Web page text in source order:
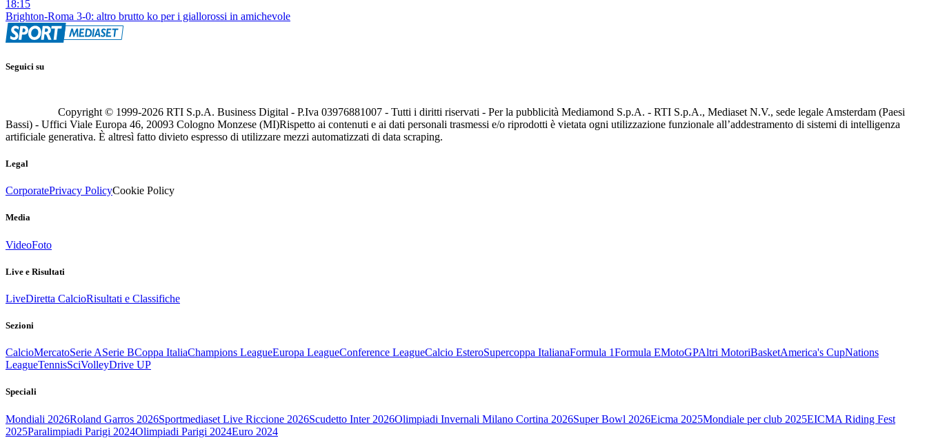
18:15
Brighton-Roma 3-0: altro brutto ko per i giallorossi in amichevole
Seguici su
Copyright © 1999-2026 RTI S.p.A. Business Digital - P.Iva 03976881007 - Tutti i diritti riservati - Per la pubblicità Mediamond S.p.A. - RTI S.p.A., Mediaset N.V., sede legale Amsterdam (Paesi
Bassi) - Uffici Viale Europa 46, 20093 Cologno Monzese (MI)Rispetto ai contenuti e ai dati personali trasmessi e/o riprodotti è vietata ogni utilizzazione funzionale all’addestramento di sistemi di intelligenza
artificiale generativa. È altresì fatto divieto espresso di utilizzare mezzi automatizzati di data scraping.
Legal
CorporatePrivacy PolicyCookie Policy
Media
VideoFoto
Live e Risultati
LiveDiretta CalcioRisultati e Classifiche
Sezioni
CalcioMercatoSerie ASerie BCoppa ItaliaChampions LeagueEuropa LeagueConference LeagueCalcio EsteroSupercoppa ItalianaFormula 1Formula EMotoGPAltri MotoriBasketAmerica's CupNations
LeagueTennisSciVolleyDrive UP
Speciali
Mondiali 2026Roland Garros 2026Sportmediaset Live Riccione 2026Scudetto Inter 2026Olimpiadi Invernali Milano Cortina 2026Super Bowl 2026Eicma 2025Mondiale per club 2025EICMA Riding Fest
2025Paralimpiadi Parigi 2024Olimpiadi Parigi 2024Euro 2024